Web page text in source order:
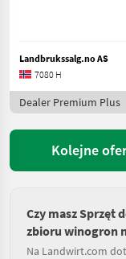
Landbrukssalg.no AS
7080 H
Dealer Premium Plus
Kolejne
Czy masz Sprzęt
zbioru winogron
Na Landwirt.com